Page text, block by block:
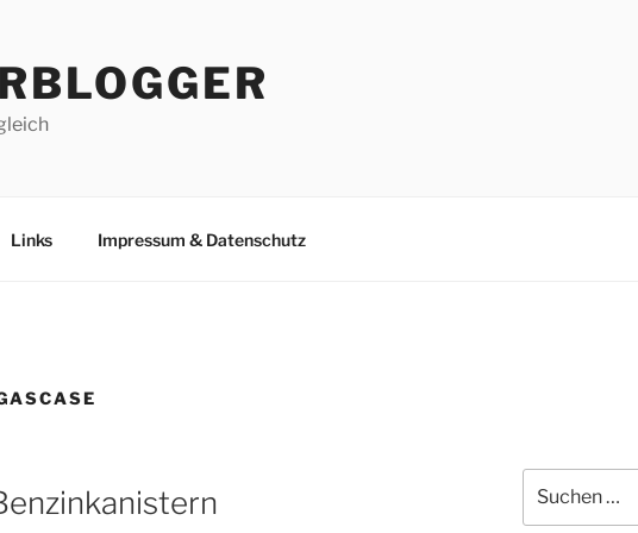
Links Impressum & Datenschutz
nach: